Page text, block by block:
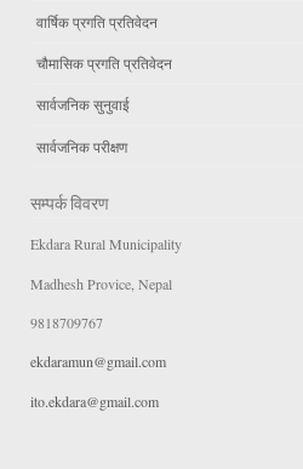
वार्षिक प्रगति प्रतिवेदन
चौमासिक प्रगति प्रतिवेदन
सार्वजनिक सुनुवाई
सार्वजनिक परीक्षण
सम्पर्क विवरण
Ekdara Rural Municipality
Madhesh Provice, Nepal
9818709767
ekdaramun@gmail.com
ito.ekdara@gmail.com